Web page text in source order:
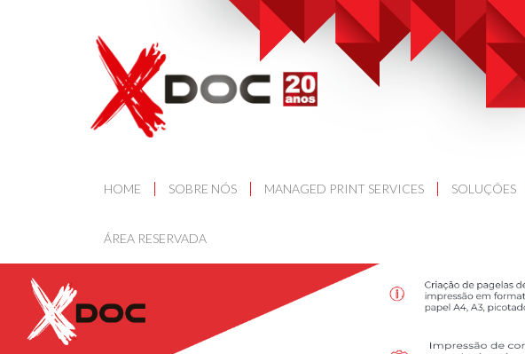
HOME SOBRE NÓS MANAGED PRINT SERVICES SOLUÇÕES
ÁREA RESERVADA